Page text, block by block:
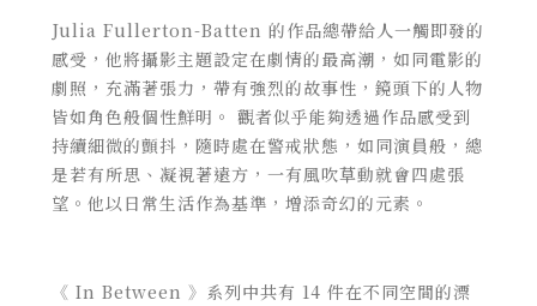
Julia Fullerton-Batten 的作品總帶給人一觸即發的
感受，他將攝影主題設定在劇情的最高潮，如同電影的
劇照，充滿著張力，帶有強烈的故事性，鏡頭下的人物
皆如角色般個性鮮明。 觀者似乎能夠透過作品感受到
持續細微的顫抖，隨時處在警戒狀態，如同演員般，總
是若有所思、凝視著遠方，一有風吹草動就會四處張
望。 他以 日常生活作為基準，增添奇幻的元素。
《 In Between 》系列中共有 14 件在不同空間的漂